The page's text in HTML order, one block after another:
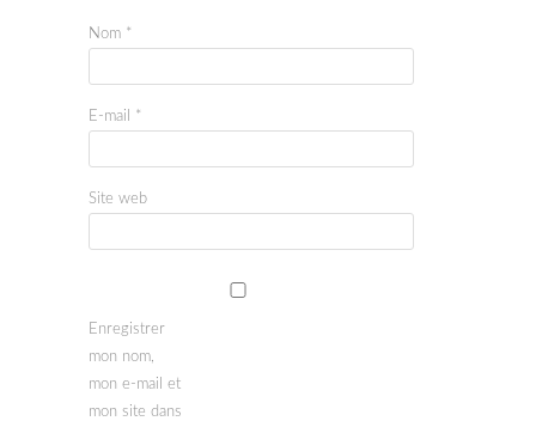
Nom *
E-mail *
Site web
Enregistrer
mon nom,
mon e-mail et
mon site dans